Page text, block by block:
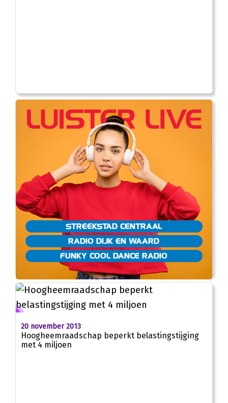
STREEKSTAD CENTRAAL
RADIO DIJK EN WAARD
FUNKY COOL DANCE RADIO
20 november 2013
Hoogheemraadschap beperkt belastingstijging
met 4 miljoen